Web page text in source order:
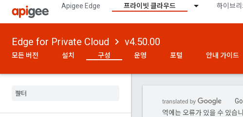
Apigee Edge 프라이빗 클라우드 하이브
Edge for Private Cloud v4.50.00
모든 버전 설치 구성 운영 포털 안내 가이드
역에는 오류가 있을 수 있습